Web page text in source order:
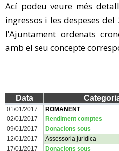
Ací podeu veure més
ingressos i les despeses
l’Ajuntament ordenats
amb el seu concepte